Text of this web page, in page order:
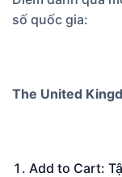
số quốc gia:
The United
Add to Cart: